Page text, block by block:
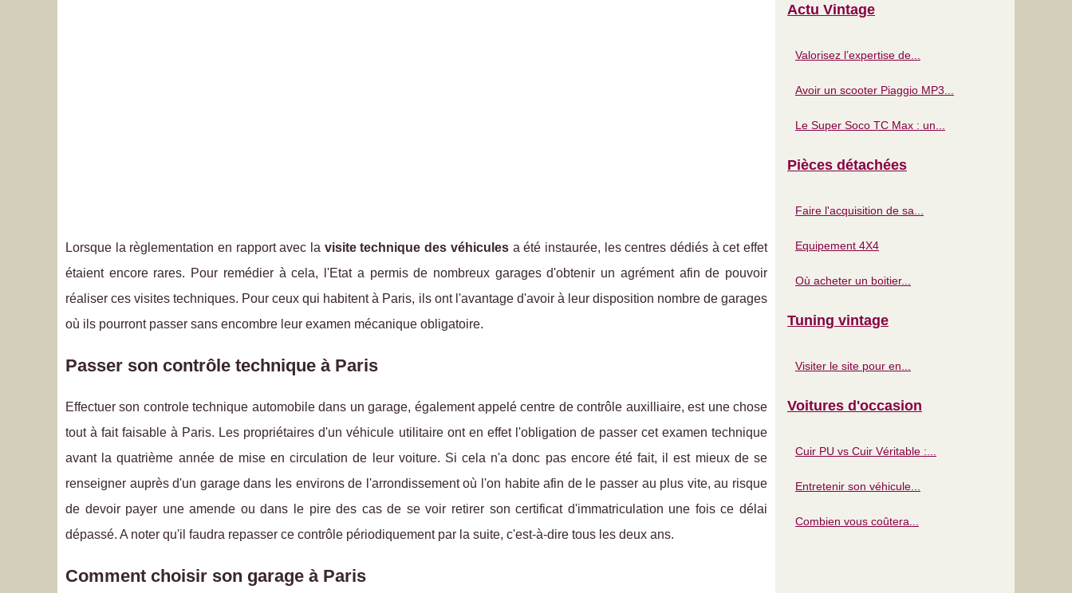
Lorsque la règlementation en rapport avec la visite technique des véhiculesa été instaurée, les centres dédiés à cet effet
étaient encore rares. Pour remédier à cela, l'Etat a permis de nombreux garages d'obtenir un agrément afin de pouvoir
réaliser ces visites techniques. Pour ceux qui habitent à Paris, ils ont l'avantage d'avoir à leur disposition nombre de garages
où ils pourront passer sans encombre leur examen mécanique obligatoire.
Passer son contrôle technique à Paris
Effectuer son controle technique automobile dans un garage, également appelé centre de contrôle auxilliaire, est une chose
tout à fait faisable à Paris. Les propriétaires d'un véhicule utilitaire ont en effet l'obligation de passer cet examen technique
avant la quatrième année de mise en circulation de leur voiture. Si cela n'a donc pas encore été fait, il est mieux de se
renseigner auprès d'un garage dans les environs de l'arrondissement où l'on habite afin de le passer au plus vite, au risque
de devoir payer une amende ou dans le pire des cas de se voir retirer son certificat d'immatriculation une fois ce délai
dépassé. A noter qu'il faudra repasser ce contrôle périodiquement par la suite, c'est-à-dire tous les deux ans.
Comment choisir son garage à Paris
Actu Vintage
Valorisez l’expertise de...
Avoir un scooter Piaggio MP3...
Le Super Soco TC Max : un...
Pièces détachées
Faire l'acquisition de sa...
Equipement 4X4
Où acheter un boitier...
Tuning vintage
Visiter le site pour en...
Voitures d'occasion
Cuir PU vs Cuir Véritable :...
Entretenir son véhicule...
Combien vous coûtera...